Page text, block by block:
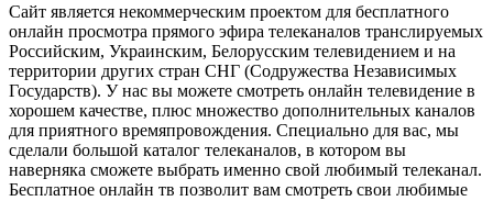
Сайт является некоммерческим проектом для бесплатного
онлайн просмотра прямого эфира телеканалов транслируемых
Российским, Украинским, Белорусским телевидением и на
территории других стран СНГ (Содружества Независимых
Государств). У нас вы можете смотреть онлайн телевидение в
хорошем качестве, плюс множество дополнительных каналов
для приятного времяпровождения. Специально для вас, мы
сделали большой каталог телеканалов, в котором вы
наверняка сможете выбрать именно свой любимый телеканал.
Бесплатное онлайн тв позволит вам смотреть свои любимые